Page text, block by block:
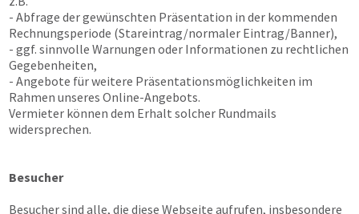
- Abfrage der gewünschten Präsentation in der kommenden
Rechnungsperiode (Stareintrag/normaler Eintrag/Banner),
- ggf. sinnvolle Warnungen oder Informationen zu rechtlichen
Gegebenheiten,
- Angebote für weitere Präsentationsmöglichkeiten im
Rahmen unseres Online-Angebots.
Vermieter können dem Erhalt solcher Rundmails
widersprechen.
Besucher
Besucher sind alle, die diese Webseite aufrufen, insbesondere